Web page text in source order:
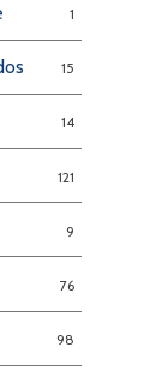
1
15
14
121
9
76
98